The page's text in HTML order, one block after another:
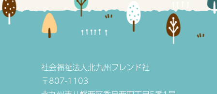
社会福祉法人北九州フレンド社
〒807-1103